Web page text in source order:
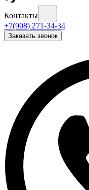
Контакты
+7(908) 271-34-34
Заказать звонок